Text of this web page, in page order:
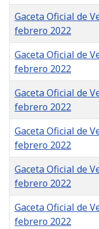
Gaceta Oficial de
febrero 2022
Gaceta Oficial de
febrero 2022
Gaceta Oficial de
febrero 2022
Gaceta Oficial de
febrero 2022
Gaceta Oficial de
febrero 2022
Gaceta Oficial de
febrero 2022